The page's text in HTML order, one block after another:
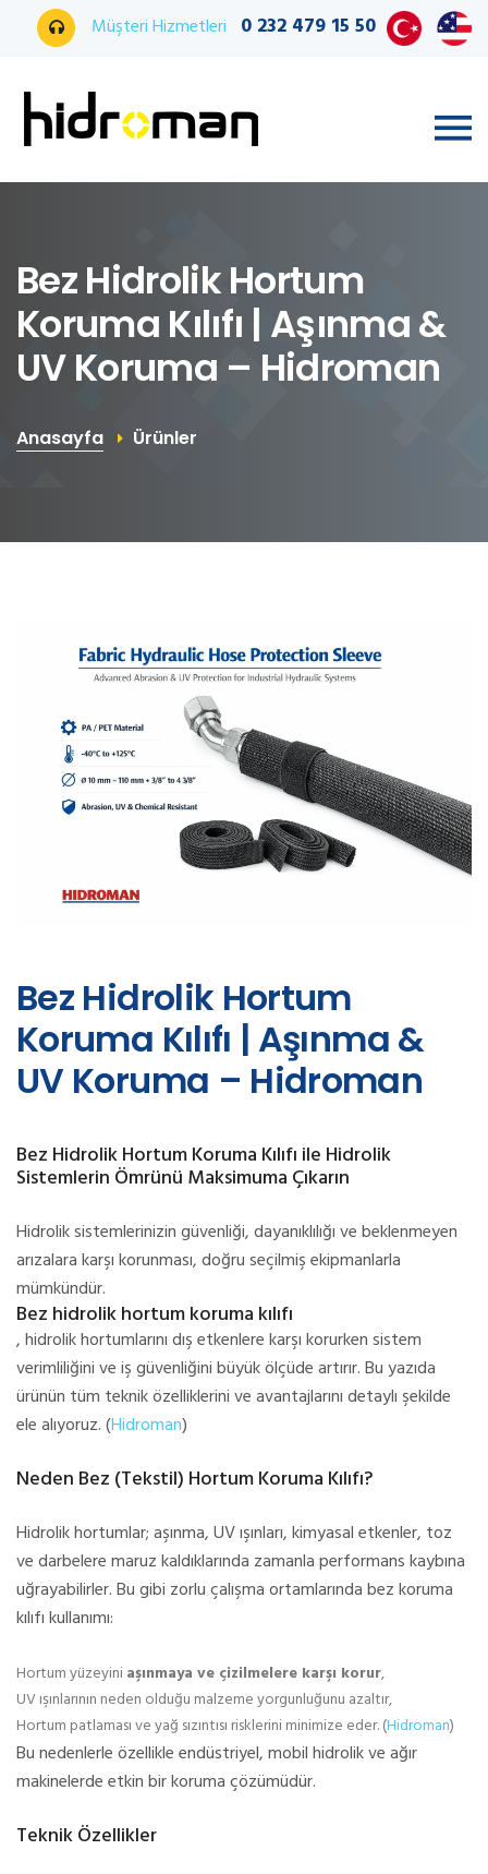
Müşteri Hizmetleri 0 232 479 15 50
Bez Hidrolik Hortum
Koruma Kılıfı | Aşınma &
UV Koruma – Hidroman
Anasayfa Ürünler
Bez Hidrolik Hortum
Koruma Kılıfı | Aşınma &
UV Koruma – Hidroman
Bez Hidrolik Hortum Koruma Kılıfı ile Hidrolik
Sistemlerin Ömrünü Maksimuma Çıkarın
Hidrolik sistemlerinizin güvenliği, dayanıklılığı ve beklenmeyen
arızalara karşı korunması, doğru seçilmiş ekipmanlarla
mümkündür.
Bez hidrolik hortum koruma kılıfı
, hidrolik hortumlarını dış etkenlere karşı korurken sistem
verimliliğini ve iş güvenliğini büyük ölçüde artırır. Bu yazıda
ürünün tüm teknik özelliklerini ve avantajlarını detaylı şekilde
ele alıyoruz. (Hidroman)
Neden Bez (Tekstil) Hortum Koruma Kılıfı?
Hidrolik hortumlar; aşınma, UV ışınları, kimyasal etkenler, toz
ve darbelere maruz kaldıklarında zamanla performans kaybına
uğrayabilirler. Bu gibi zorlu çalışma ortamlarında bez koruma
kılıfı kullanımı:
Hortum yüzeyini aşınmaya ve çizilmelere karşı korur,
UV ışınlarının neden olduğu malzeme yorgunluğunu azaltır,
Hortum patlaması ve yağ sızıntısı risklerini minimize eder. (Hidroman)
Bu nedenlerle özellikle endüstriyel, mobil hidrolik ve ağır
makinelerde etkin bir koruma çözümüdür.
Teknik Özellikler